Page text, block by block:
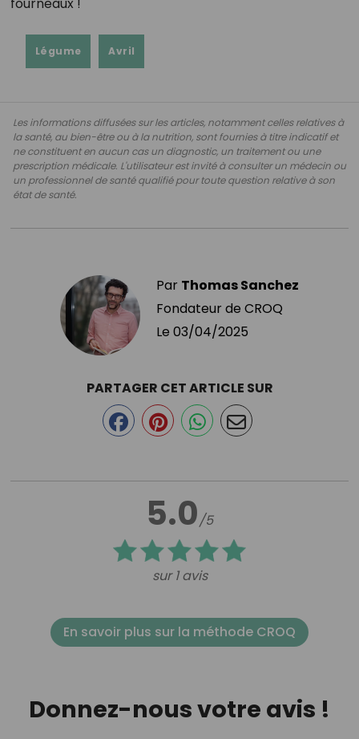
Légume Avril
Les informations diffusées sur les articles, notamment celles relatives à
la santé, au bien-être ou à la nutrition, sont fournies à titre indicatif et
ne constituent en aucun cas un diagnostic, un traitement ou une
prescription médicale. L'utilisateur est invité à consulter un médecin ou
un professionnel de santé qualifié pour toute question relative à son
état de santé.
Par Thomas Sanchez
Fondateur de CROQ
Le 03/04/2025
5.0/5
sur 1 avis
PARTAGER CET ARTICLE SUR
En savoir plus sur la méthode CROQ
Donnez-nous votre avis !